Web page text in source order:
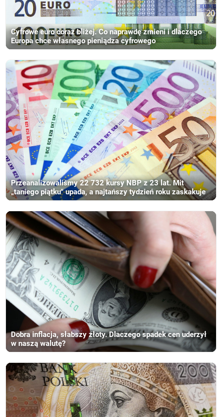
Cyfrowe euro coraz bliżej. Co naprawdę zmieni i dlaczego
Europa chce własnego pieniądza cyfrowego
Przeanalizowaliśmy 22 732 kursy NBP z 23 lat. Mit
„taniego piątku" upada, a najtańszy tydzień roku zaskakuje
Dobra inflacja, słabszy złoty. Dlaczego spadek cen uderzył
w naszą walutę?